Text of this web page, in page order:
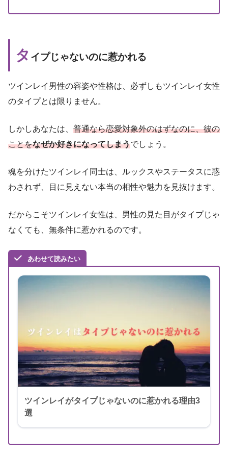
タ イプじゃないのに惹かれる
ツインレイ男性の容姿や性格は、必ずしもツインレイ女性
のタイプとは限りません。
しかしあなたは、 普通なら恋愛対象外のはずなのに、彼の
ことをなぜか好きになってしまうでしょう。
魂を分けたツインレイ同士は、ルックスやステータスに惑
わされず、目に見えない本当の相性や魅力を見抜けます。
だからこそツインレイ女性は、男性の見た目がタイプじゃ
なくても、無条件に惹かれるのです。
あわせて読みたい
ツインレイがタイプじゃないのに惹かれる理由3
選